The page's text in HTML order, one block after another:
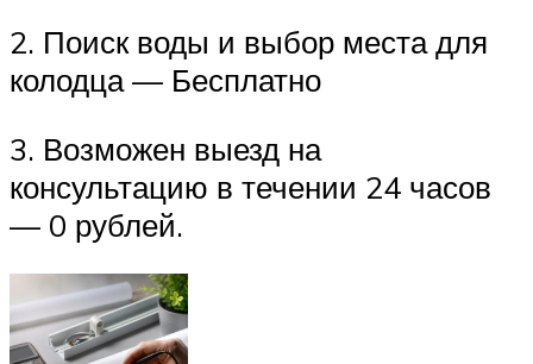
2. Поиск воды и выбор места для
колодца — Бесплатно
3. Возможен выезд на
консультацию в течении 24 часов
— 0 рублей.